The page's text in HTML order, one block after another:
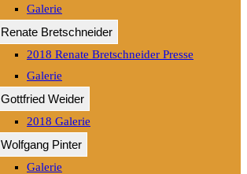
Galerie
Renate Bretschneider
2018 Renate Bretschneider Presse
Galerie
Gottfried Weider
2018 Galerie
Wolfgang Pinter
Galerie